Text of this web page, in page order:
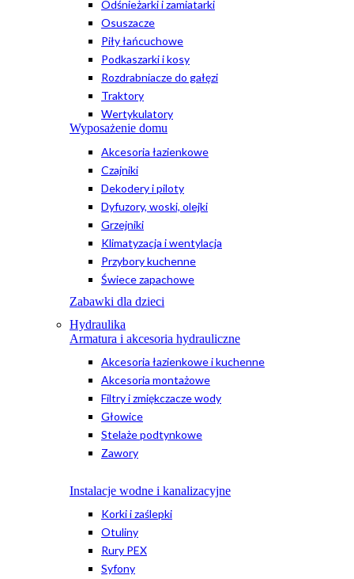
Odśnieżarki i zamiatarki
Osuszacze
Piły łańcuchowe
Podkaszarki i kosy
Rozdrabniacze do gałęzi
Traktory
Wertykulatory
Wyposażenie domu
Akcesoria łazienkowe
Czajniki
Dekodery i piloty
Dyfuzory, woski, olejki
Grzejniki
Klimatyzacja i wentylacja
Przybory kuchenne
Świece zapachowe
Zabawki dla dzieci
Hydraulika
Armatura i akcesoria hydrauliczne
Akcesoria łazienkowe i kuchenne
Akcesoria montażowe
Filtry i zmiękczacze wody
Głowice
Stelaże podtynkowe
Zawory
Instalacje wodne i kanalizacyjne
Korki i zaślepki
Otuliny
Rury PEX
Syfony